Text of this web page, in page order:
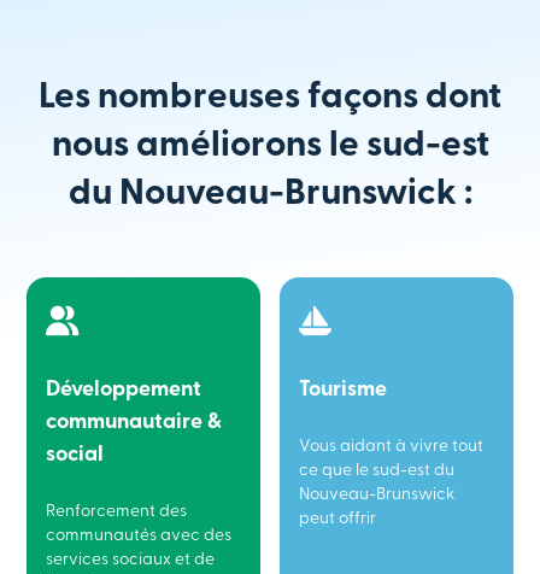
Les nombreuses façons dont
nous améliorons le sud-est
du Nouveau-Brunswick :
Développement
communautaire &
social
Renforcement des
communautés avec des
services sociaux et de
Tourisme
Vous aidant à vivre tout
ce que le sud-est du
Nouveau-Brunswick
peut offrir